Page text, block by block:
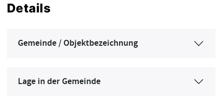
Details
Gemeinde / Objektbezeichnung
Lage in der Gemeinde